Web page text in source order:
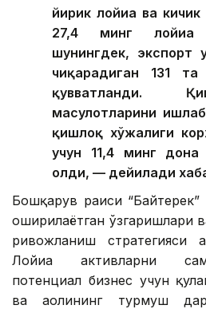
йирик лойиҳа ва
27,4 минг лойиҳа
шунингдек, экспорт
чиқарадиган 131
қувватланди.
маҳсулотларини
қишлоқ хўжалиги
учун 11,4 минг дона
олди, — дейилади
Бошқарув раиси “Байтерек”
оширилаётган ўзгаришлари
ривожланиш стратегияси
Лойиҳа активларни
потенциал бизнес учун
ва аҳолининг турмуш